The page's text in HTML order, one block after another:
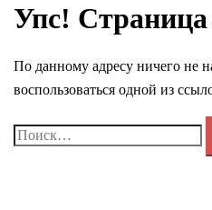
Упс! Страница
По данному адресу ничего не
воспользоваться одной из
Найти: